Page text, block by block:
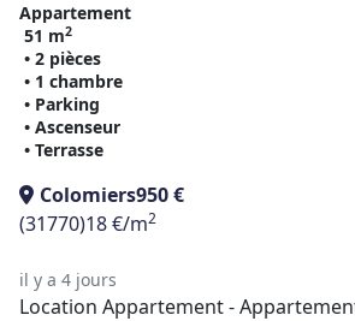
Appartement
51 m2
• 2 pièces
• 1 chambre
• Parking
• Ascenseur
• Terrasse
Colomiers950 €
(31770)18 €/m2
il y a 4 jours
Location Appartement -